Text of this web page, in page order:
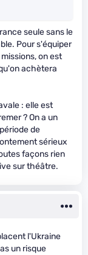
seule sans le
Pour s'équiper
on est
achètera
: elle est
? On a un
de
sérieux
façons rien
sur théâtre.
l'Ukraine
un risque